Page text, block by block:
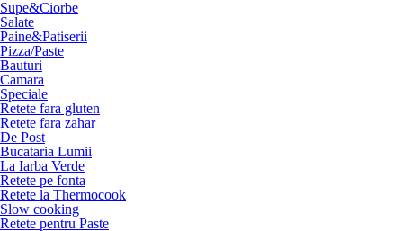
Supe&Ciorbe
Salate
Paine&Patiserii
Pizza/Paste
Bauturi
Camara
Speciale
Retete fara gluten
Retete fara zahar
De Post
Bucataria Lumii
La Iarba Verde
Retete pe fonta
Retete la Thermocook
Slow cooking
Retete pentru Paste